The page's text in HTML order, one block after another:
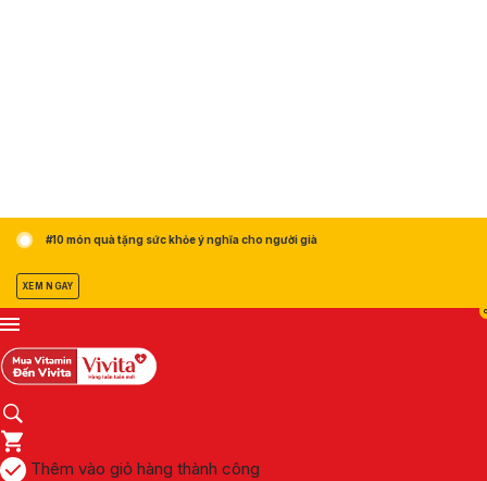
#10 món quà tặng sức khỏe ý nghĩa cho người già
XEM NGAY
0
Thêm vào giỏ hàng thành công